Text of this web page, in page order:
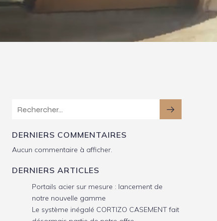
DERNIERS COMMENTAIRES
Aucun commentaire à afficher.
DERNIERS ARTICLES
Portails acier sur mesure : lancement de
notre nouvelle gamme
Le système inégalé CORTIZO CASEMENT fait